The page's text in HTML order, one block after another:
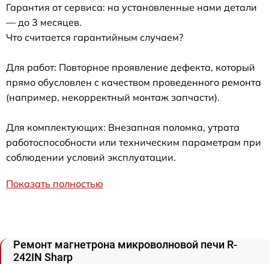
Гарантия от сервиса: на установленные нами детали
— до 3 месяцев.
Что считается гарантийным случаем?
Для работ: Повторное проявление дефекта, который
прямо обусловлен с качеством проведенного ремонта
(например, некорректный монтаж запчасти).
Для комплектующих: Внезапная поломка, утрата
работоспособности или техническим параметрам при
соблюдении условий эксплуатации.
Показать полностью
Ремонт магнетрона микроволновой печи R-
242IN Sharp